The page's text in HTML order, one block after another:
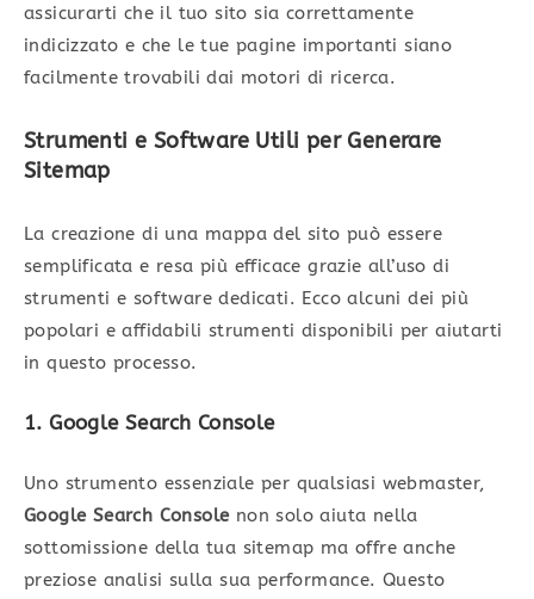
assicurarti che il tuo sito sia correttamente
indicizzato e che le tue pagine importanti siano
facilmente trovabili dai motori di ricerca.
Strumenti e Software Utili per Generare
Sitemap
La creazione di una mappa del sito può essere
semplificata e resa più efficace grazie all’uso di
strumenti e software dedicati. Ecco alcuni dei più
popolari e affidabili strumenti disponibili per aiutarti
in questo processo.
1. Google Search Console
Uno strumento essenziale per qualsiasi webmaster,
Google Search Consolenon solo aiuta nella
sottomissione della tua sitemap ma offre anche
preziose analisi sulla sua performance. Questo